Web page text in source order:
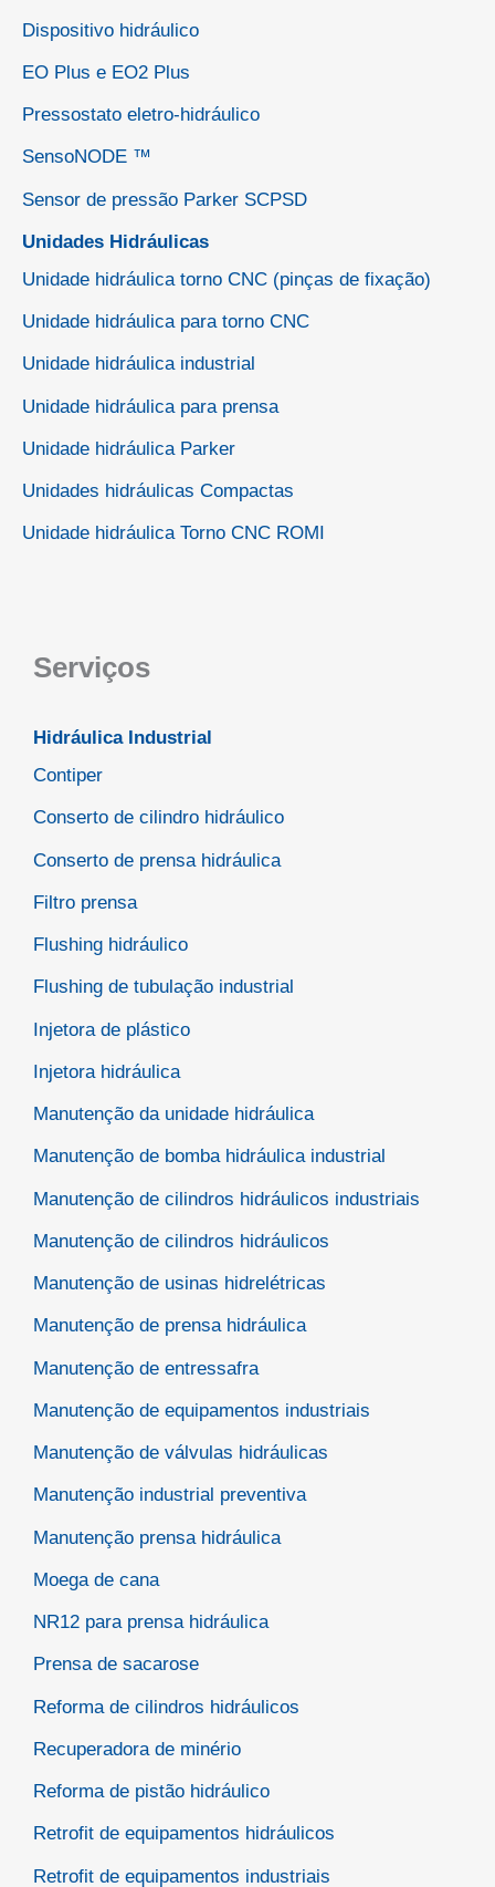
Dispositivo hidráulico
EO Plus e EO2 Plus
Pressostato eletro-hidráulico
SensoNODE ™
Sensor de pressão Parker SCPSD
Unidades Hidráulicas
Unidade hidráulica torno CNC (pinças de fixação)
Unidade hidráulica para torno CNC
Unidade hidráulica industrial
Unidade hidráulica para prensa
Unidade hidráulica Parker
Unidades hidráulicas Compactas
Unidade hidráulica Torno CNC ROMI
Serviços
Hidráulica Industrial
Contiper
Conserto de cilindro hidráulico
Conserto de prensa hidráulica
Filtro prensa
Flushing hidráulico
Flushing de tubulação industrial
Injetora de plástico
Injetora hidráulica
Manutenção da unidade hidráulica
Manutenção de bomba hidráulica industrial
Manutenção de cilindros hidráulicos industriais
Manutenção de cilindros hidráulicos
Manutenção de usinas hidrelétricas
Manutenção de prensa hidráulica
Manutenção de entressafra
Manutenção de equipamentos industriais
Manutenção de válvulas hidráulicas
Manutenção industrial preventiva
Manutenção prensa hidráulica
Moega de cana
NR12 para prensa hidráulica
Prensa de sacarose
Reforma de cilindros hidráulicos
Recuperadora de minério
Reforma de pistão hidráulico
Retrofit de equipamentos hidráulicos
Retrofit de equipamentos industriais